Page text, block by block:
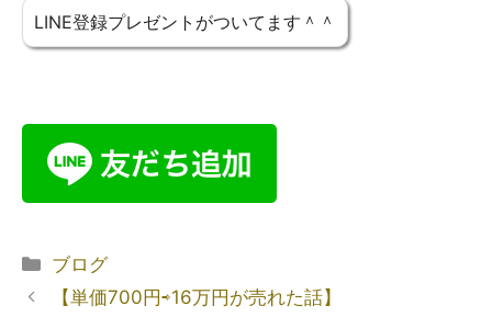
LINE登録プレゼントがついてます＾＾
ブログ
【単価700円⇨16万円が売れた話】